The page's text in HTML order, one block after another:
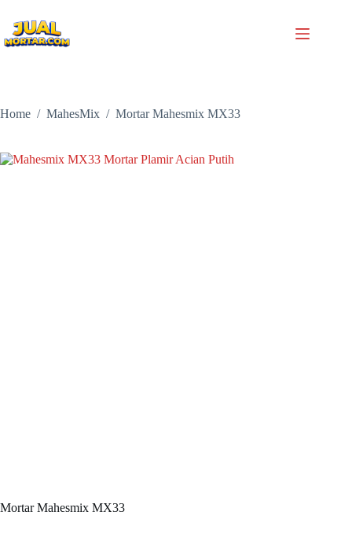
Home / MahesMix / Mortar Mahesmix MX33
Mortar Mahesmix MX33